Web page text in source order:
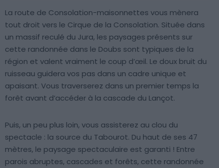
La route de Consolation-maisonnettes vous mènera
tout droit vers le Cirque de la Consolation. Située dans
un massif reculé du Jura, les paysages présents sur
cette randonnée dans le Doubs sont typiques de la
région et valent vraiment le coup d’œil. Le doux bruit du
ruisseau guidera vos pas dans un cadre unique et
apaisant. Vous traverserez dans un premier temps la
forêt avant d’accéder à la cascade du Lançot.
Puis, un peu plus loin, vous assisterez au clou du
spectacle : la source du Tabourot. Du haut de ses 47
mètres, le paysage spectaculaire est garanti ! Entre
parois abruptes, cascades et forêts, cette randonnée